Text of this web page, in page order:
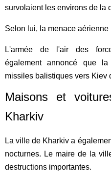
survolaient les environs de la
Selon lui, la menace
L'armée de l'air des
également annoncé que
missiles balistiques vers Kiev
Maisons et
Kharkiv
La ville de Kharkiv a
nocturnes. Le maire de la
destructions importantes.